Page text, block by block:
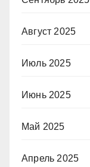
Август 2025
Июль 2025
Июнь 2025
Май 2025
Апрель 2025